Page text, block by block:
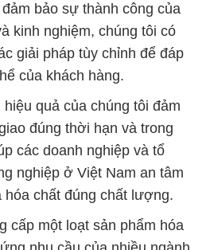
bảo sự thành công của
kinh nghiệm, chúng tôi có
giải pháp tùy chỉnh để đáp
của khách hàng.
quả của chúng tôi đảm
đúng thời hạn và trong
các doanh nghiệp và tổ
nghiệp ở Việt Nam an tâm
chất đúng chất lượng.
cấp một loạt sản phẩm hóa